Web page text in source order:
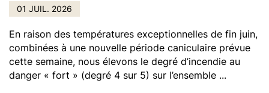
01 JUIL. 2026
En raison des températures exceptionnelles de fin juin,
combinées à une nouvelle période caniculaire prévue
cette semaine, nous élevons le degré d’incendie au
danger « fort » (degré 4 sur 5) sur l’ensemble ...